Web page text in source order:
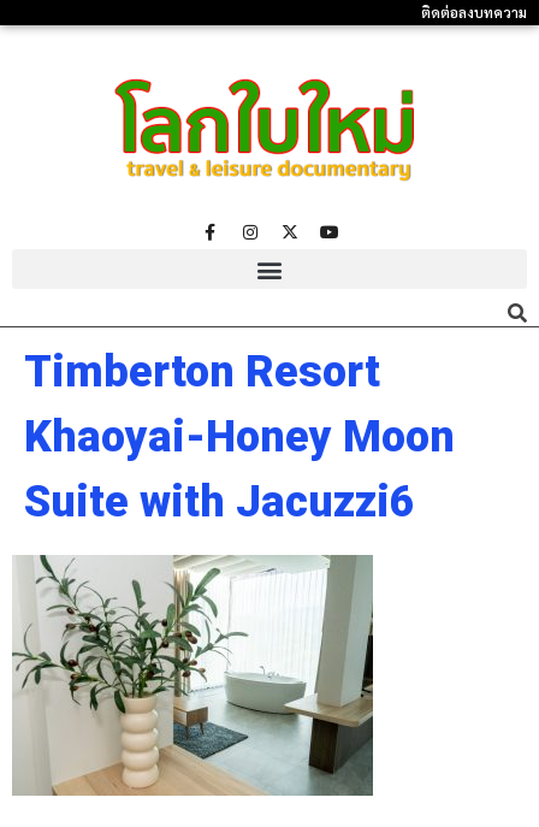
ติดต่อลงบทความ
Timberton Resort
Khaoyai-Honey Moon
Suite with Jacuzzi6